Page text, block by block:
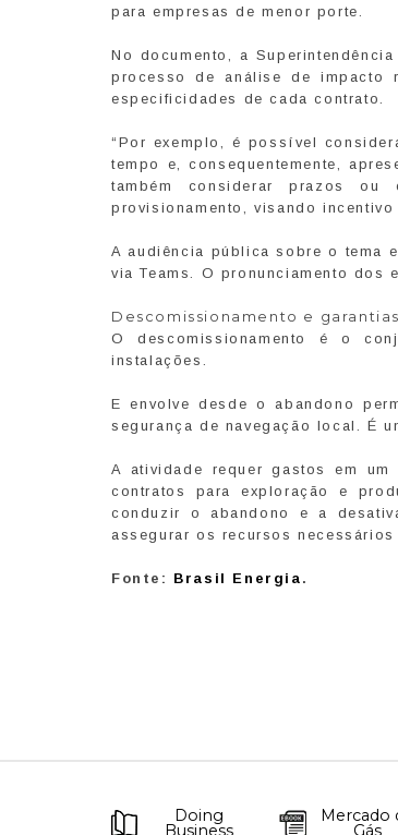
para empresas de menor porte.
No documento, a
processo de análise de impacto
especificidades de cada contrato.
“Por exemplo, é possível
tempo e, consequentemente,
também considerar prazos ou
provisionamento, visando
A audiência pública sobre o tema
via Teams. O pronunciamento dos
Descomissionamento e
O descomissionamento é o
instalações.
E envolve desde o abandono
segurança de navegação local. É
A atividade requer gastos em
contratos para exploração e
conduzir o abandono e a
assegurar os recursos
Fonte: Brasil Energia .
Doing
Business
Mercado
Gás